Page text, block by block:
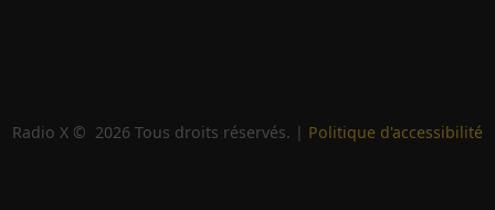
Radio X © 2026 Tous droits réservés. | Politique d'accessibilité